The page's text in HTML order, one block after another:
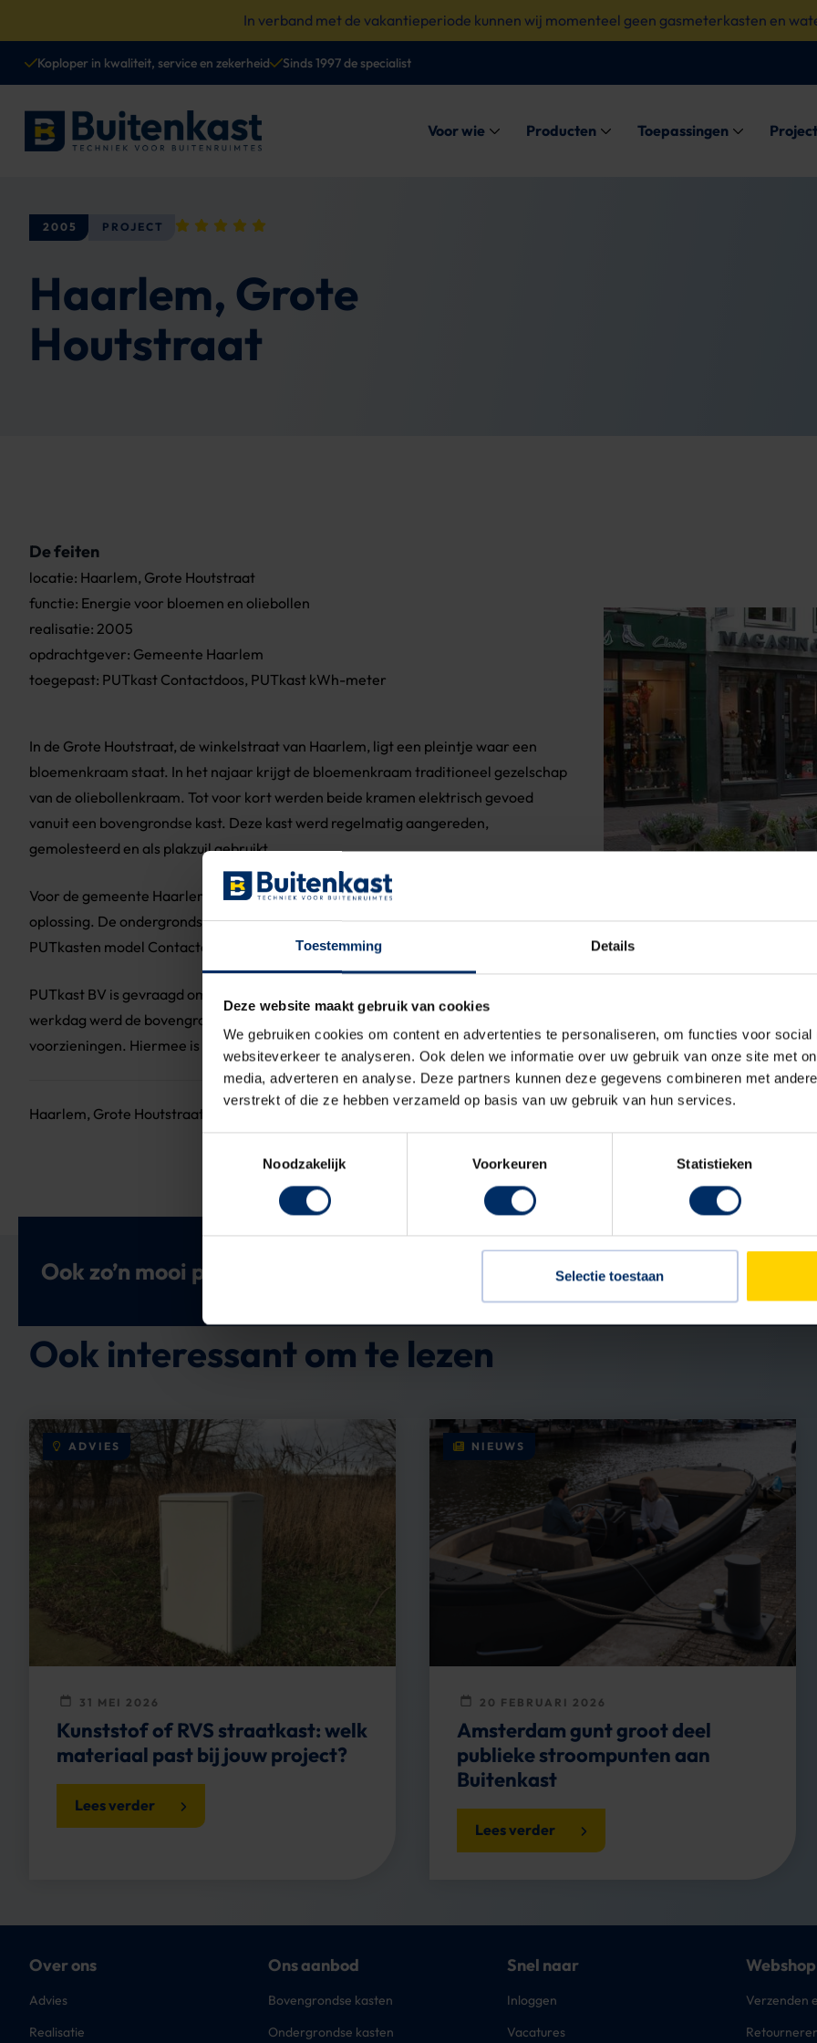
Toestemming Details
Deze website maakt gebruik van cookies
We gebruiken cookies om content en advertenties te personaliseren, om functies voor social
websiteverkeer te analyseren. Ook delen we informatie over uw gebruik van onze site met
media, adverteren en analyse. Deze partners kunnen deze gegevens combineren met
verstrekt of die ze hebben verzameld op basis van uw gebruik van hun services.
Noodzakelijk
Voorkeuren Statistieken
Selectie toestaan
content
In verband met de vakantieperiode kunnen wij momenteel geen gasmeterkasten en
Koploper in kwaliteit, service en zekerheid Sinds 1997 de specialist
Voor wieSubmenu: Voor wie
ProductenSubmenu: Producten
ToepassingenSubmenu:
Haarlem, Grote
Houtstraat
2005 PROJECT
De feiten
locatie: Haarlem, Grote Houtstraat
functie: Energie voor bloemen en oliebollen
realisatie: 2005
opdrachtgever: Gemeente Haarlem
toegepast: PUTkast Contactdoos, PUTkast kWh-meter
In de Grote Houtstraat, de winkelstraat van Haarlem, ligt een pleintje waar een
bloemenkraam staat. In het najaar krijgt de bloemenkraam traditioneel gezelschap
van de oliebollenkraam. Tot voor kort werden beide kramen elektrisch gevoed
vanuit een bovengrondse kast. Deze kast werd regelmatig aangereden,
gemolesteerd en als plakzuil gebruikt.
Voor de gemeente Haarlem redenen genoeg om te kijken naar een obstakel vrije
oplossing. De ondergrondse PUTkast model kWh-meter in combinatie met twee
PUTkasten model Contactdoos biedt een ideale oplossing.
PUTkast BV is gevraagd om het gehele project te verzorgen en binnen een
werkdag werd de bovengrondse kast vervangen voor de ondergrondse
voorzieningen. Hiermee is het straatbeeld in Haarlem een stukje fraaier geworden.
Haarlem, Grote Houtstraat
Ook zo’n mooi project met ons aangaan?
Ook interessant om te lezen
Kunststof of RVS straatkast: welk
materiaal past bij jouw project?
31 MEI 2026
Lees verder
ADVIES
Amsterdam gunt groot deel
publieke stroompunten aan
Buitenkast
20 FEBRUARI 2026
Lees verder
NIEUWS
Over ons
Advies
Realisatie
Ons aanbod
Bovengrondse kasten
Ondergrondse kasten
Snel naar
Inloggen
Vacatures
Webshop
Verzenden